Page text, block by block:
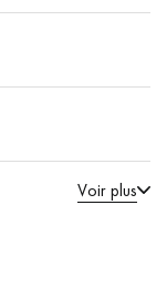
Voir plus